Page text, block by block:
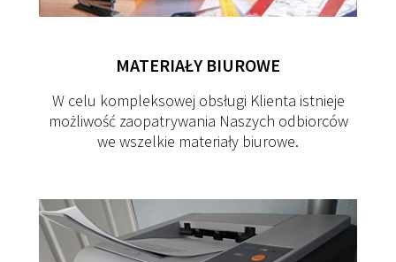
MATERIAŁY BIUROWE
W celu kompleksowej obsługi Klienta istnieje
możliwość zaopatrywania Naszych odbiorców
we wszelkie materiały biurowe.